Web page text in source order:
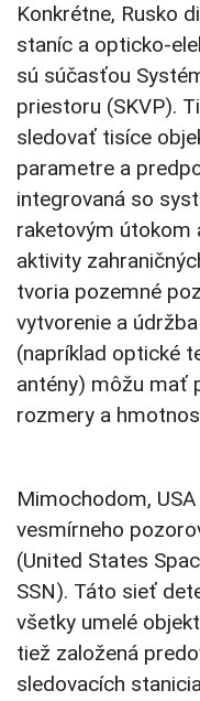
Konkrétne, Rusko
staníc a opticko-
sú súčasťou
priestoru (SKVP).
sledovať tisíce
parametre a
integrovaná so
raketovým útokom
aktivity
tvoria pozemné
vytvorenie a
(napríklad optické
antény) môžu mať
rozmery a
Mimochodom,
vesmírneho
(United States
SSN). Táto sieť
všetky umelé
tiež založená
sledovacích